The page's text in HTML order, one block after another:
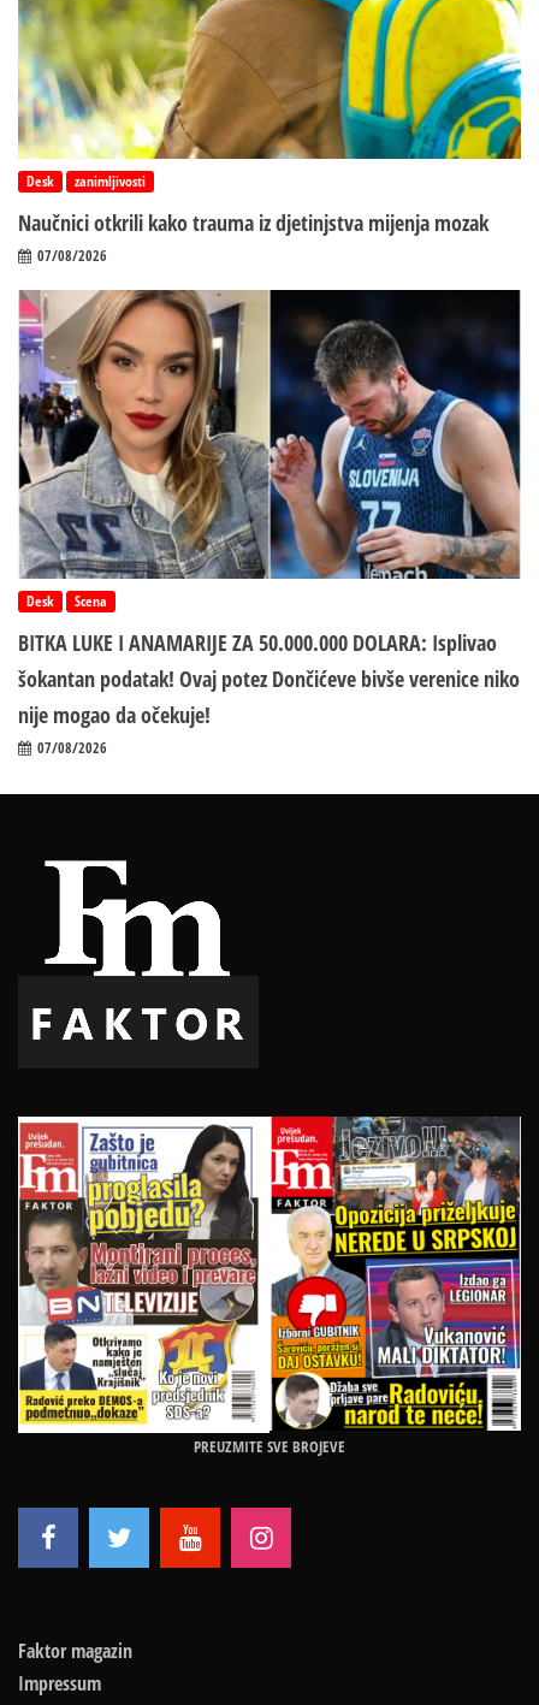
Desk zanimljivosti
Naučnici otkrili kako trauma iz d‌jetinjstva mijenja mozak
07/08/2026
Desk Scena
BITKA LUKE I ANAMARIJE ZA 50.000.000 DOLARA: Isplivao
šokantan podatak! Ovaj potez Dončićeve bivše verenice niko
nije mogao da očekuje!
07/08/2026
PREUZMITE SVE BROJEVE
Faktor magazin
Impressum